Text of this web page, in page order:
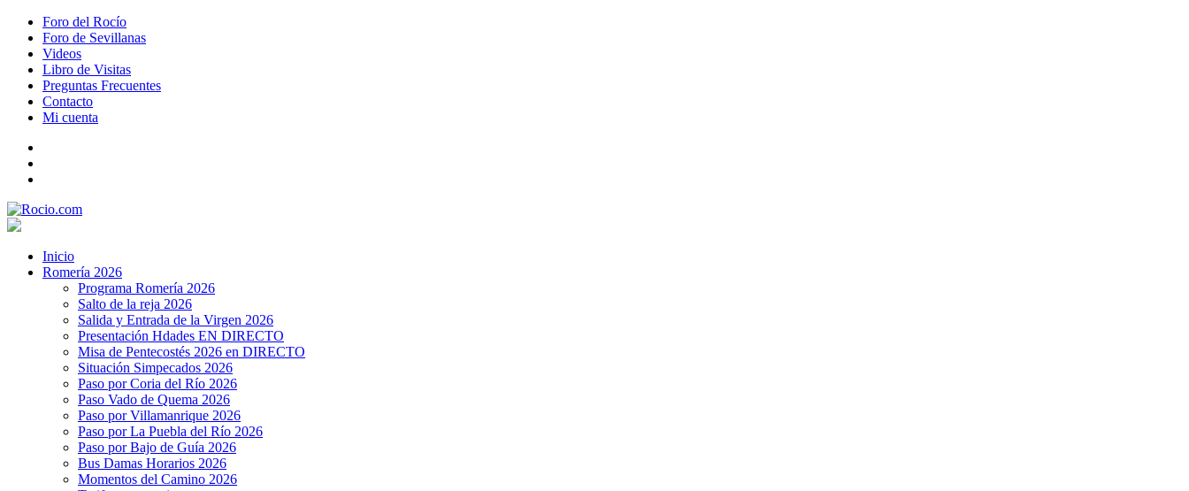
Foro del Rocío
Foro de Sevillanas
Videos
Libro de Visitas
Preguntas Frecuentes
Contacto
Mi cuenta
Inicio
Romería 2026
Programa Romería 2026
Salto de la reja 2026
Salida y Entrada de la Virgen 2026
Presentación Hdades EN DIRECTO
Misa de Pentecostés 2026 en DIRECTO
Situación Simpecados 2026
Paso por Coria del Río 2026
Paso Vado de Quema 2026
Paso por Villamanrique 2026
Paso por La Puebla del Río 2026
Paso por Bajo de Guía 2026
Bus Damas Horarios 2026
Momentos del Camino 2026